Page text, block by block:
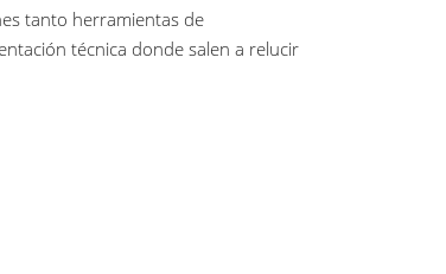
tanto herramientas de
técnica donde salen a relucir